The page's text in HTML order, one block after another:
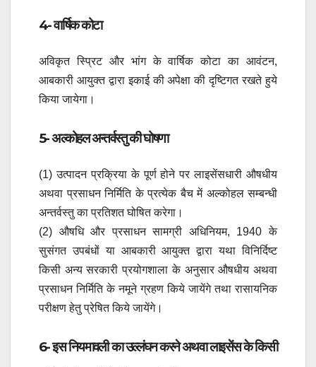
4- वार्षिक कोटा
अविकृत स्प्रिट और भांग के वार्षिक कोटा का आवंटन,
आबकारी आयुक्त द्वारा इकाई की अपेक्षा की दृष्टिगत रखते हुये
किया जायेगा।
5- अल्कोहल अन्तर्वस्तु की घोषणा
(1) उत्पादन प्रक्रिया के पूर्ण होने पर लाइसेंसधारी औषधीय
अथवा प्रसाधन निर्मिति के प्रत्येक बैच में अल्कोहल सम्बन्धी
अन्तर्वस्तु का प्रतिशत घोषित करेगा।
(2) औषधि और प्रसाधन सामग्री अधिनियम, 1940 के
सुसंगत उपबंधों या आबकारी आयुक्त द्वारा यथा विनिर्दिष्ट
किसी अन्य सरकारी प्रयोगशाला के अनुसार औषधीय अथवा
प्रसाधन निर्मिति के नमूने ग्रहण किये जायेंगे तथा रासायनिक
परीक्षण हेतु प्रेषित किये जायेंगे।
6- इस नियमावली का उल्लंघन करने अथवा लाइसेंस के किसी